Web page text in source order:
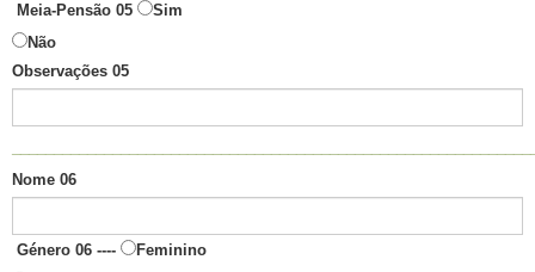
Meia-Pensão 05
Sim
Não
Observações 05
Nome 06
Género 06 ----
Feminino